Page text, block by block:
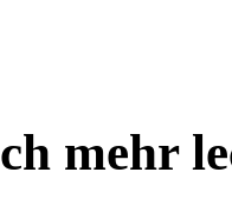
mehr